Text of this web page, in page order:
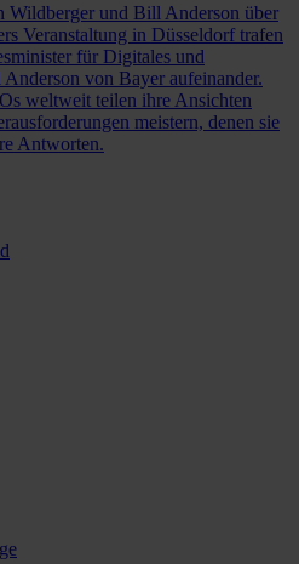
Wildberger und Bill Anderson über
Veranstaltung in Düsseldorf trafen
für Digitales und
von Bayer aufeinander.
weltweit teilen ihre Ansichten
meistern, denen sie
Antworten.